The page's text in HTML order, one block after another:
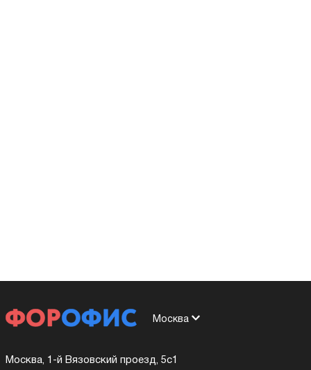
Москва
Москва, 1-й Вязовский проезд, 5с1